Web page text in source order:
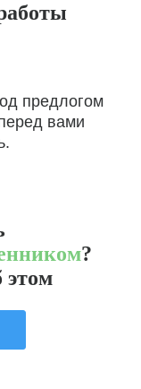
предлогом
вами
?